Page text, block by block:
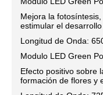
Mejora la
estimular el
Longitud de Onda:
Modulo LED Green
Efecto positivo sobre
formación de flores y